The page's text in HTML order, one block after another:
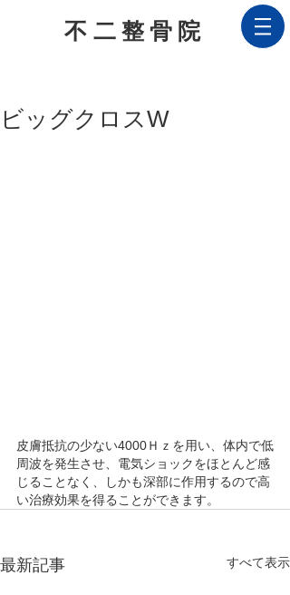
不二整骨院
ビッグクロスW
皮膚抵抗の少ない4000Ｈｚを用い、体内で低
周波を発生させ、電気ショックをほとんど感
じることなく、しかも深部に作用するので高
い治療効果を得ることができます。
最新記事 すべて表示